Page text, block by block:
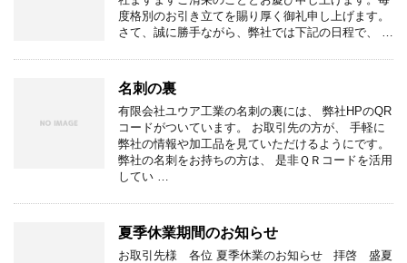
度格別のお引き立てを賜り厚く御礼申し上げます。
さて、誠に勝手ながら、弊社では下記の日程で、 …
名刺の裏
有限会社ユウア工業の名刺の裏には、 弊社HPのQR
コードがついています。 お取引先の方が、 手軽に
弊社の情報や加工品を見ていただけるようにです。
弊社の名刺をお持ちの方は、 是非ＱＲコードを活用
してい …
夏季休業期間のお知らせ
お取引先様 各位 夏季休業のお知らせ 拝啓 盛夏